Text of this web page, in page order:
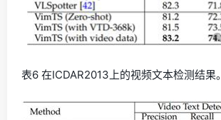
表6 在ICDAR2013上的视频文本检测结果。